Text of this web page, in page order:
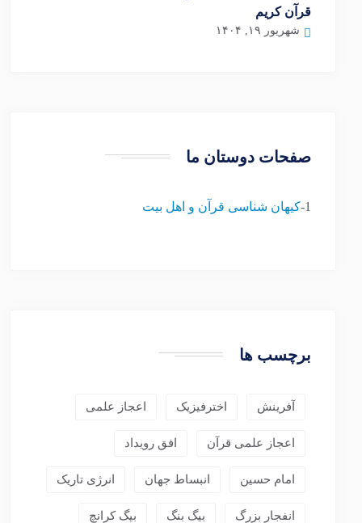
قرآن کریم
شهریور ۱۹, ۱۴۰۴
صفحات دوستان ما
1- کیهان شناسی قرآن و اهل بیت
برچسب ها
آفرینش اخترفیزیک اعجاز علمی
اعجاز علمی قرآن افق رویداد
امام حسین انبساط جهان انرژی تاریک
انفجار بزرگ بیگ بنگ بیگ کرانچ